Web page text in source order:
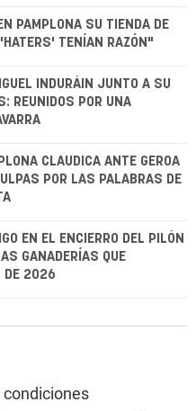
PAMPLONA SU TIENDA DE
TENÍAN RAZÓN"
INDURÁIN JUNTO A SU
REUNIDOS POR UNA
CLAUDICA ANTE GEROA
POR LAS PALABRAS DE
EN EL ENCIERRO DEL PILÓN
GANADERÍAS QUE
DE 2026